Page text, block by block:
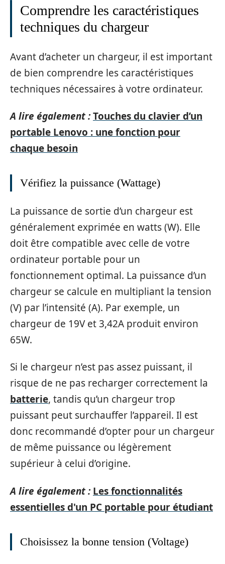
Comprendre les caractéristiques
techniques du chargeur
Avant d’acheter un chargeur, il est important
de bien comprendre les caractéristiques
techniques nécessaires à votre ordinateur.
A lire également :Touches du clavier d’un
portable Lenovo : une fonction pour
chaque besoin
Vérifiez la puissance (Wattage)
La puissance de sortie d’un chargeur est
généralement exprimée en watts (W). Elle
doit être compatible avec celle de votre
ordinateur portable pour un
fonctionnement optimal. La puissance d’un
chargeur se calcule en multipliant la tension
(V) par l’intensité (A). Par exemple, un
chargeur de 19V et 3,42A produit environ
65W.
Si le chargeur n’est pas assez puissant, il
risque de ne pas recharger correctement la
batterie, tandis qu’un chargeur trop
puissant peut surchauffer l’appareil. Il est
donc recommandé d’opter pour un chargeur
de même puissance ou légèrement
supérieur à celui d’origine.
A lire également : Les fonctionnalités
essentielles d'un PC portable pour étudiant
Choisissez la bonne tension (Voltage)